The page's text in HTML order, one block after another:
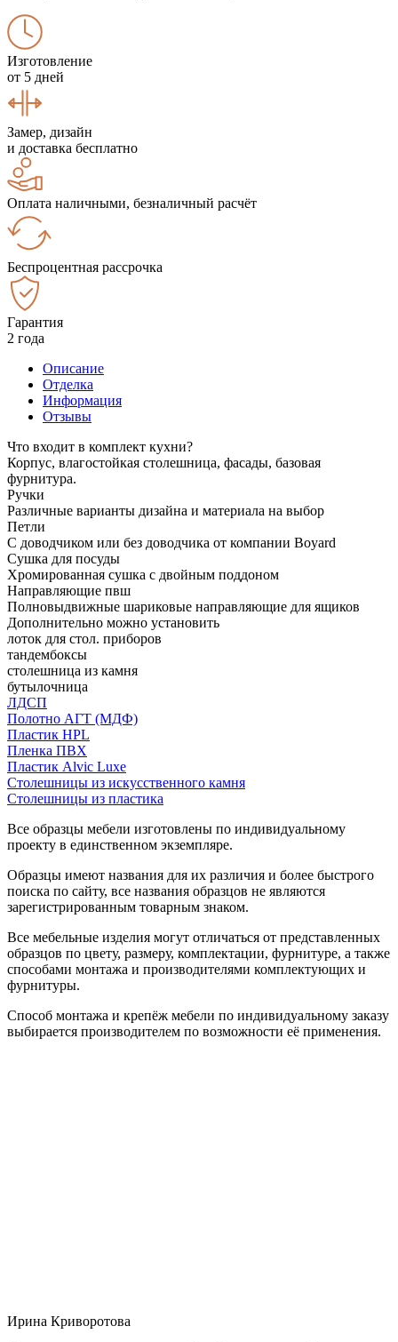
Изготовление
от 5 дней
Замер, дизайн
и доставка бесплатно
Оплата наличными, безналичный расчёт
Беспроцентная рассрочка
Гарантия
2 года
Описание
Отделка
Информация
Отзывы
Что входит в комплект кухни?
Корпус, влагостойкая столешница, фасады, базовая
фурнитура.
Ручки
Различные варианты дизайна и материала на выбор
Петли
С доводчиком или без доводчика от компании Boyard
Сушка для посуды
Хромированная сушка с двойным поддоном
Направляющие пвш
Полновыдвижные шариковые направляющие для ящиков
Дополнительно можно установить
лоток для стол. приборов
тандембоксы
столешница из камня
бутылочница
ЛДСП
Полотно АГТ (МДФ)
Пластик HPL
Пленка ПВХ
Пластик Alvic Luxe
Столешницы из искусственного камня
Столешницы из пластика
Все образцы мебели изготовлены по индивидуальному
проекту в единственном экземпляре.
Образцы имеют названия для их различия и более быстрого
поиска по сайту, все названия образцов не являются
зарегистрированным товарным знаком.
Все мебельные изделия могут отличаться от представленных
образцов по цвету, размеру, комплектации, фурнитуре, а также
способами монтажа и производителями комплектующих и
фурнитуры.
Способ монтажа и крепёж мебели по индивидуальному заказу
выбирается производителем по возможности её применения.
Ирина Криворотова